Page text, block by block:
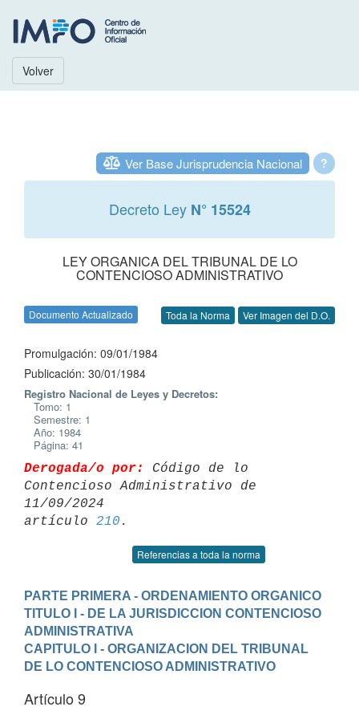
Volver
?
Ver Base Jurisprudencia Nacional
Decreto Ley N° 15524
LEY ORGANICA DEL TRIBUNAL DE LO
CONTENCIOSO ADMINISTRATIVO
Documento Actualizado Toda la Norma Ver Imagen del D.O.
Promulgación: 09/01/1984
Publicación: 30/01/1984
Registro Nacional de Leyes y Decretos:
Tomo: 1
Semestre: 1
Año: 1984
Página: 41
Derogada/o por:
Código de lo
Contencioso Administrativo de
11/09/2024
artículo 210
Referencias a toda la norma
PARTE PRIMERA - ORDENAMIENTO ORGANICO
TITULO I - DE LA JURISDICCION CONTENCIOSO
ADMINISTRATIVA
CAPITULO I - ORGANIZACION DEL TRIBUNAL
DE LO CONTENCIOSO ADMINISTRATIVO
Artículo 9